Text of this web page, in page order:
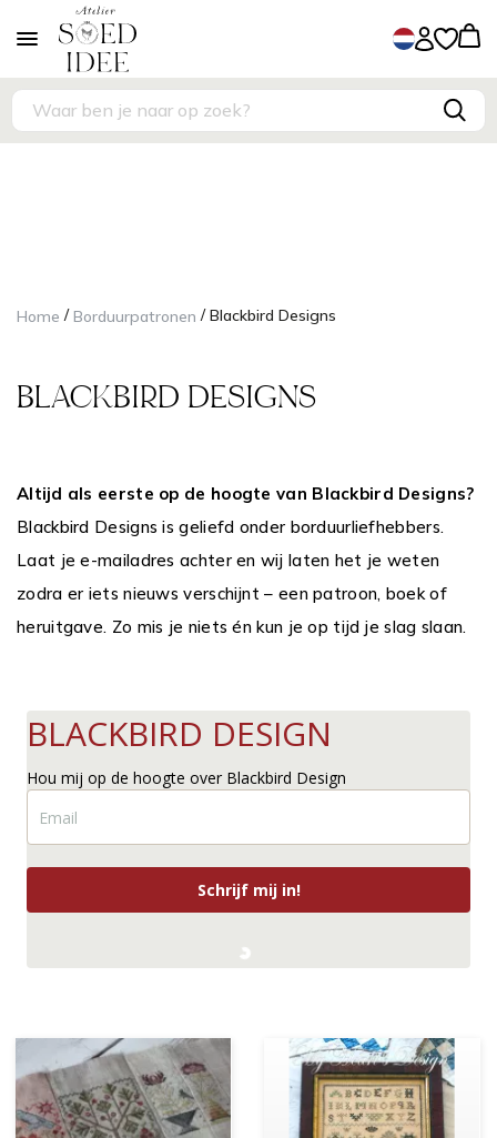
Home/ Borduurpatronen / Blackbird Designs
BLACKBIRD DESIGNS
Altijd als eerste op de hoogte van Blackbird Designs?
Blackbird Designs is geliefd onder borduurliefhebbers.
Laat je e-mailadres achter en wij laten het je weten
zodra er iets nieuws verschijnt – een patroon, boek of
heruitgave. Zo mis je niets én kun je op tijd je slag slaan.
BLACKBIRD DESIGN
Hou mij op de hoogte over Blackbird Design
Schrijf mij in!